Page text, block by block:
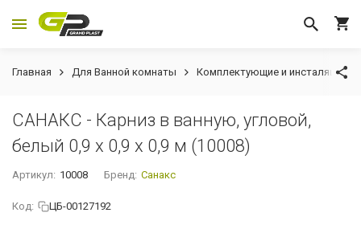
Главная Для Ванной комнаты Комплектующие и инсталяции
САНАКС - Карниз в ванную, угловой,
белый 0,9 х 0,9 х 0,9 м (10008)
Артикул: 10008 Бренд: Санакс
Код: ЦБ-00127192